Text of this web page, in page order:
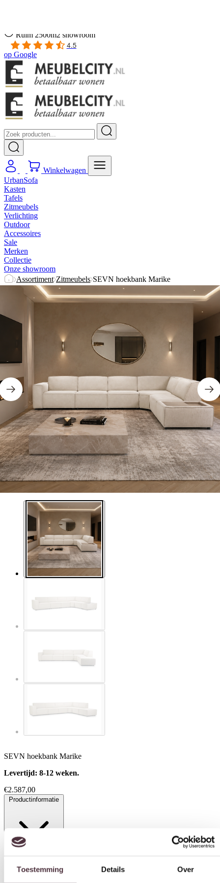
Toestemming Over
Deze website maakt gebruik van cookies
Ruim 2500m2 showroom
4.5
op Google
Winkelwagen
UrbanSofa
Kasten
Tafels
Zitmeubels
Verlichting
Outdoor
Accessoires
Sale
Merken
Collectie
Onze showroom
Assortiment Zitmeubels SEVN hoekbank Marike
SEVN hoekbank Marike
Levertijd: 8-12 weken.
€2.587,00
Productinformatie